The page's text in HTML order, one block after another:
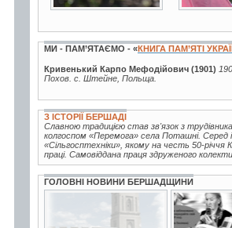
МИ - ПАМ’ЯТАЄМО - «КНИГА ПАМ’ЯТІ
Кривенький Карпо Мефодійович (1901)
Похов. с. Штейне, Польща.
З ІСТОРІЇ БЕРШАДІ
Славною традицією став зв'язок з
колгоспом «Перемога» села Поташні. Серед
«Сільгосптехніки», якому на честь 50-річчя
праці. Самовіддана праця здруженого
ГОЛОВНІ НОВИНИ БЕРШАДЩИНИ